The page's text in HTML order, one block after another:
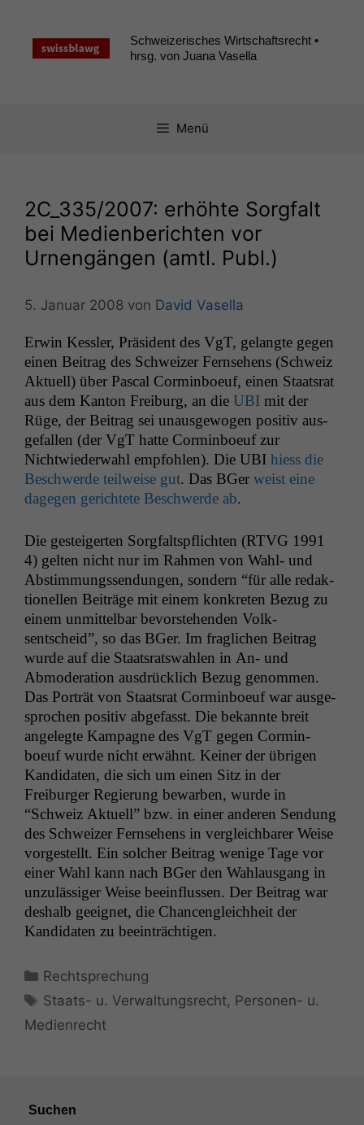
springen
Schweizerisches Wirtschaftsrecht •
hrsg. von Juana Vasella
Menü
2C_335/2007: erhöhte Sorgfalt
bei Medienberichten vor
Urnengängen (amtl. Publ.)
5. Januar 2008 von David Vasella
Erwin Kessler, Präsi­dent des VgT, gelangte gegen
einen Beitrag des Schweiz­er Fernse­hens (Schweiz
Aktuell) über Pas­cal Cormin­boeuf, einen Staat­srat
aus dem Kan­ton Freiburg, an die UBI mit der
Rüge, der Beitrag sei unaus­ge­wogen pos­i­tiv aus­
ge­fall­en (der VgT hat­te Cormin­boeuf zur
Nichtwieder­wahl emp­fohlen). Die UBI hiess die
Beschw­erde teil­weise gut. Das BGer weist eine
dage­gen gerichtete Beschw­erde ab.
Die gesteigerten Sorgfalt­spflicht­en (RTVG 1991
4) gel­ten nicht nur im Rah­men von Wahl- und
Abstim­mungssendun­gen, son­dern “für alle redak­
tionellen Beiträge mit einem konkreten Bezug zu
einem unmit­tel­bar bevorste­hen­den Volk­
sentscheid”, so das BGer. Im fraglichen Beitrag
wurde auf die Staat­sratswahlen in An- und
Abmod­er­a­tion aus­drück­lich Bezug genom­men.
Das Porträt von Staat­srat Cormin­boeuf war aus­ge­
sprochen pos­i­tiv abge­fasst. Die bekan­nte bre­it
angelegte Kam­pagne des VgT gegen Cormin­
boeuf wurde nicht erwäh­nt. Kein­er der übri­gen
Kan­di­dat­en, die sich um einen Sitz in der
Freiburg­er Regierung bewar­ben, wurde in
“Schweiz Aktuell” bzw. in ein­er anderen Sendung
des Schweiz­er Fernse­hens in ver­gle­ich­bar­er Weise
vorgestellt. Ein solch­er Beitrag wenige Tage vor
ein­er Wahl kann nach BGer den Wahlaus­gang in
unzuläs­siger Weise bee­in­flussen. Der Beitrag war
deshalb geeignet, die Chan­cen­gle­ich­heit der
Kan­di­dat­en zu beeinträchtigen.
Kategorien
Rechtsprechung
Schlagwörter
Staats- u. Verwaltungsrecht, Personen- u.
Medienrecht
Suchen